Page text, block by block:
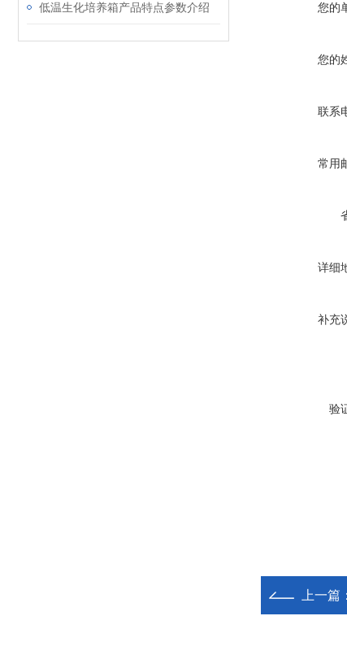
低温生化培养箱产品特点参数介绍 您的
您的
联系
常用
详细
补充
验
上一篇：